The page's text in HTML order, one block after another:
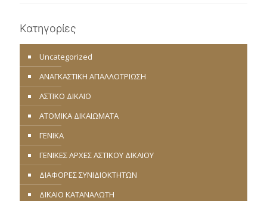
Κατηγορίες
Uncategorized
ΑΝΑΓΚΑΣΤΙΚΗ ΑΠΑΛΛΟΤΡΙΩΣΗ
ΑΣΤΙΚΟ ΔΙΚΑΙΟ
ΑΤΟΜΙΚΑ ΔΙΚΑΙΩΜΑΤΑ
ΓΕΝΙΚΑ
ΓΕΝΙΚΕΣ ΑΡΧΕΣ ΑΣΤΙΚΟΥ ΔΙΚΑΙΟΥ
ΔΙΑΦΟΡΕΣ ΣΥΝΙΔΙΟΚΤΗΤΩΝ
ΔΙΚΑΙΟ ΚΑΤΑΝΑΛΩΤΗ